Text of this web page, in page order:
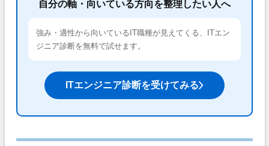
自分の軸・向いている方向を整理したい人へ
強み・適性から向いているIT職種が見えてくる、ITエン
ジニア診断を無料で試せます。
ITエンジニア診断を受けてみる